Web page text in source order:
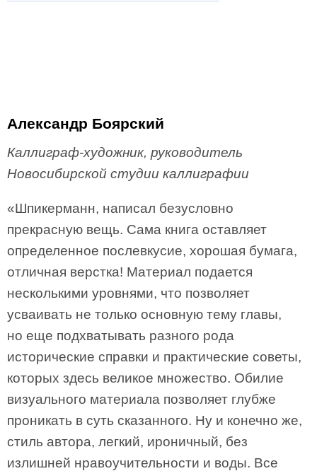
Александр Боярский
Каллиграф-художник, руководитель
Новосибирской студии каллиграфии
«Шпикерманн, написал безусловно
прекрасную вещь. Сама книга оставляет
определенное послевкусие, хорошая бумага,
отличная верстка! Материал подается
несколькими уровнями, что позволяет
усваивать не только основную тему главы,
но еще подхватывать разного рода
исторические справки и практические советы,
которых здесь великое множество. Обилие
визуального материала позволяет глубже
проникать в суть сказанного. Ну и конечно же,
стиль автора, легкий, ироничный, без
излишней нравоучительности и воды. Все